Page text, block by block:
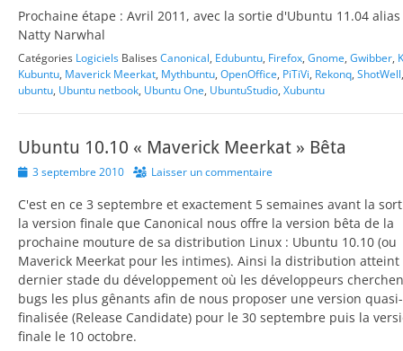
Prochaine étape : Avril 2011, avec la sortie d'Ubuntu 11.04 alias
Natty Narwhal
Catégories Logiciels BalisesCanonical, Edubuntu, Firefox, Gnome, Gwibber,
Kubuntu, Maverick Meerkat, Mythbuntu, OpenOffice, PiTiVi, Rekonq, ShotWell,
ubuntu, Ubuntu netbook, Ubuntu One, UbuntuStudio, Xubuntu
Ubuntu 10.10 « Maverick Meerkat » Bêta
Posted
3 septembre 2010 Laisser un commentaire
C'est en ce 3 septembre et exactement 5 semaines avant la
la version finale que Canonical nous offre la version bêta de la
prochaine mouture de sa distribution Linux : Ubuntu 10.10 (ou
Maverick Meerkat pour les intimes). Ainsi la distribution atteint
dernier stade du développement où les développeurs
bugs les plus gênants afin de nous proposer une version quasi-
finalisée (Release Candidate) pour le 30 septembre puis la
finale le 10 octobre.